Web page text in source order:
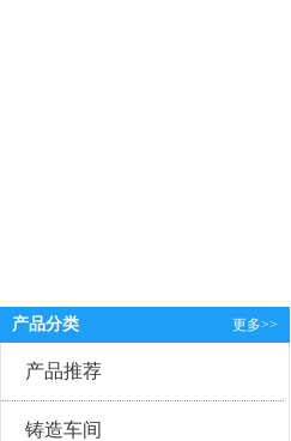
更多>>
产品分类
产品推荐
铸造车间